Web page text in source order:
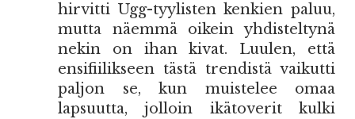
hirvitti Ugg-tyylisten kenkien paluu,
mutta näemmä oikein yhdisteltynä
nekin on ihan kivat. Luulen, että
ensifiilikseen tästä trendistä vaikutti
paljon se, kun muistelee omaa
lapsuutta, jolloin ikätoverit kulki